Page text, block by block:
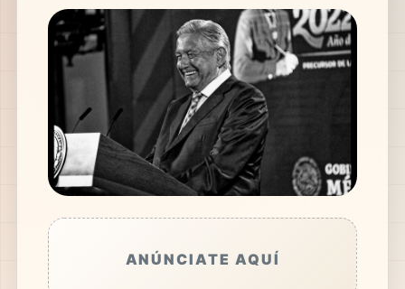
ANÚNCIATE AQUÍ